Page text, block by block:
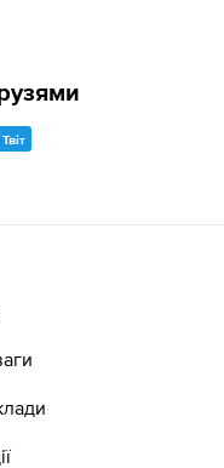
Твіт